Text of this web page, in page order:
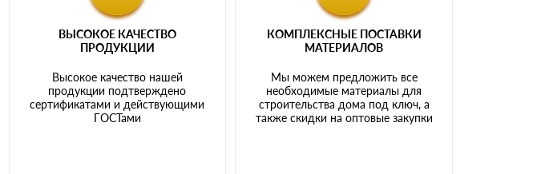
ВЫСОКОЕ КАЧЕСТВО
ПРОДУКЦИИ
Высокое качество нашей
продукции подтверждено
сертификатами и действующими
ГОСТами
КОМПЛЕКСНЫЕ ПОСТАВКИ
МАТЕРИАЛОВ
Мы можем предложить все
необходимые материалы для
строительства дома под ключ, а
также скидки на оптовые закупки